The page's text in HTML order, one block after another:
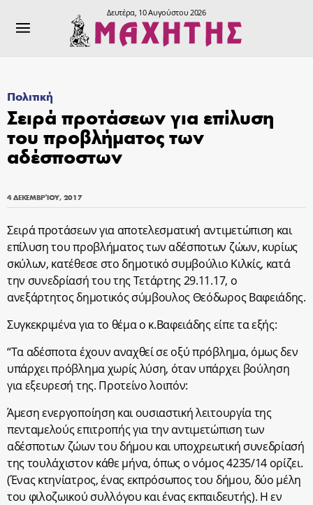
Δευτέρα, 10 Αυγούστου 2026
Πολιτική
Σειρά προτάσεων για επίλυση
του προβλήματος των
αδέσποστων
4 ΔΕΚΕΜΒΡΊΟΥ, 2017
Σειρά προτάσεων για αποτελεσματική αντιμετώπιση και
επίλυση του προβλήματος των αδέσποτων ζώων, κυρίως
σκύλων, κατέθεσε στο δημοτικό συμβούλιο Κιλκίς, κατά
την συνεδρίασή του της Τετάρτης 29.11.17, ο
ανεξάρτητος δημοτικός σύμβουλος Θεόδωρος Βαφειάδης.
Συγκεκριμένα για το θέμα ο κ.Βαφειάδης είπε τα εξής:
“Τα αδέσποτα έχουν αναχθεί σε οξύ πρόβλημα, όμως δεν
υπάρχει πρόβλημα χωρίς λύση, όταν υπάρχει βούληση
για εξευρεσή της. Προτείνο λοιπόν:
Άμεση ενεργοποίηση και ουσιαστική λειτουργία της
πενταμελούς επιτροπής για την αντιμετώπιση των
αδέσποτων ζώων του δήμου και υποχρεωτική συνεδρίασή
της τουλάχιστον κάθε μήνα, όπως ο νόμος 4235/14 ορίζει.
(Ένας κτηνίατρος, ένας εκπρόσωπος του δήμου, δύο μέλη
του φιλοζωικού συλλόγου και ένας εκπαιδευτής). Η εν